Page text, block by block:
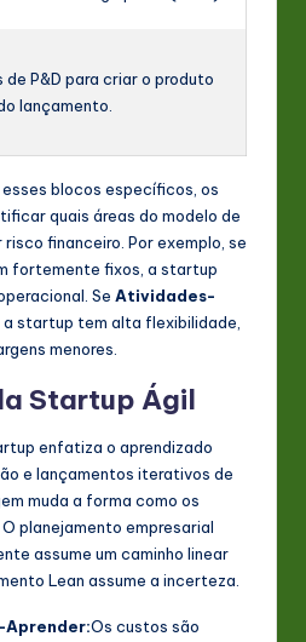
de P&D para criar o produto
lançamento.
blocos específicos, os
quais áreas do modelo de
financeiro. Por exemplo, se
fortemente fixos, a startup
Se Atividades-
a startup tem alta flexibilidade,
menores.
Startup Ágil
enfatiza o aprendizado
e lançamentos iterativos de
muda a forma como os
planejamento empresarial
assume um caminho linear
Lean assume a incerteza.
Os custos são